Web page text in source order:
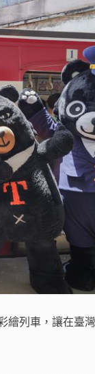
繪列車，讓在臺